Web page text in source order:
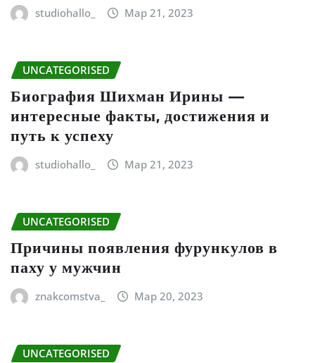
studiohallo_ Мар 21, 2023
UNCATEGORISED
Биография Шихман Ирины —
интересные факты, достижения и
путь к успеху
studiohallo_ Мар 21, 2023
UNCATEGORISED
Причины появления фурункулов в
паху у мужчин
znakcomstva_ Мар 20, 2023
UNCATEGORISED